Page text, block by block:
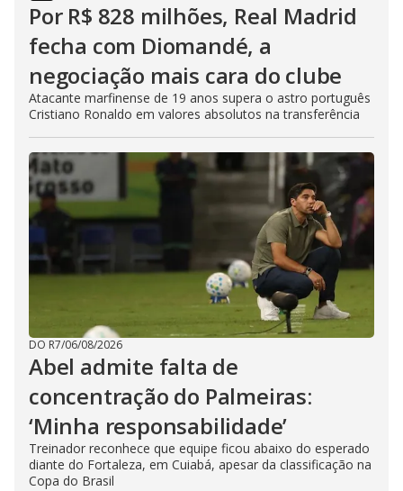
Por R$ 828 milhões, Real Madrid
fecha com Diomandé, a
negociação mais cara do clube
Atacante marfinense de 19 anos supera o astro português
Cristiano Ronaldo em valores absolutos na transferência
DO R7/06/08/2026
Abel admite falta de
concentração do Palmeiras:
‘Minha responsabilidade’
Treinador reconhece que equipe ficou abaixo do esperado
diante do Fortaleza, em Cuiabá, apesar da classificação na
Copa do Brasil